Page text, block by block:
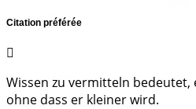
Citation préférée
Wissen zu vermitteln bedeutet,
ohne dass er kleiner wird.